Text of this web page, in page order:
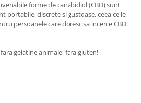
forme de canabidiol (CBD) sunt
portabile, discrete si gustoase, ceea ce le
persoanele care doresc sa incerce CBD
gelatine animale, fara gluten!